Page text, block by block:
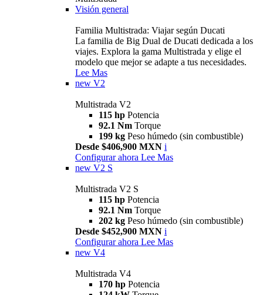
Visión general
Familia Multistrada: Viajar según Ducati
La familia de Big Dual de Ducati dedicada a los
viajes. Explora la gama Multistrada y elige el
modelo que mejor se adapte a tus necesidades.
Lee Mas
new V2
Multistrada V2
115 hp Potencia
92.1 Nm Torque
199 kg Peso húmedo (sin combustible)
Desde $406,900 MXN i
Configurar ahora Lee Mas
new V2 S
Multistrada V2 S
115 hp Potencia
92.1 Nm Torque
202 kg Peso húmedo (sin combustible)
Desde $452,900 MXN i
Configurar ahora Lee Mas
new V4
Multistrada V4
170 hp Potencia